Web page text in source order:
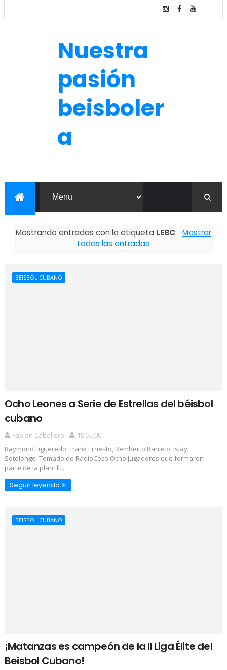
Nuestra
pasión
beisboler
a
Mostrando entradas con la etiqueta LEBC. Mostrar
todas las entradas
BEISBOL CUBANO
Ocho Leones a Serie de Estrellas del béisbol
cubano
Fabian Caballero
18:55:00
Raymond Figueredo, Frank Ernesto, Remberto Barreto, Islay
Sotolongo Tomado de RadioCoco Ocho jugadores que formaron
parte de la plantill...
Seguir leyendo
BEISBOL CUBANO
¡Matanzas es campeón de la II Liga Élite del
Beisbol Cubano!